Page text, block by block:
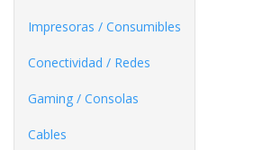
Impresoras / Consumibles
Conectividad / Redes
Gaming / Consolas
Cables